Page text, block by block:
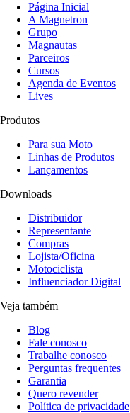
Página Inicial
A Magnetron
Grupo
Magnautas
Parceiros
Cursos
Agenda de Eventos
Lives
Produtos
Para sua Moto
Linhas de Produtos
Lançamentos
Downloads
Distribuidor
Representante
Compras
Lojista/Oficina
Motociclista
Influenciador Digital
Veja também
Blog
Fale conosco
Trabalhe conosco
Perguntas frequentes
Garantia
Quero revender
Política de privacidade